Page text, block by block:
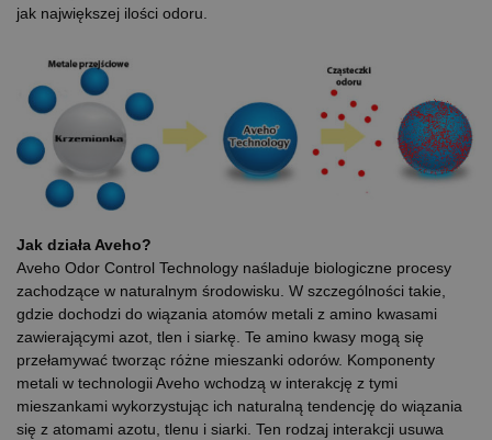
jak największej ilości odoru.
Jak działa Aveho?
Aveho Odor Control Technology naśladuje biologiczne procesy
zachodzące w naturalnym środowisku. W szczególności takie,
gdzie dochodzi do wiązania atomów metali z amino kwasami
zawierającymi azot, tlen i siarkę. Te amino kwasy mogą się
przełamywać tworząc różne mieszanki odorów. Komponenty
metali w technologii Aveho wchodzą w interakcję z tymi
mieszankami wykorzystując ich naturalną tendencję do wiązania
się z atomami azotu, tlenu i siarki. Ten rodzaj interakcji usuwa